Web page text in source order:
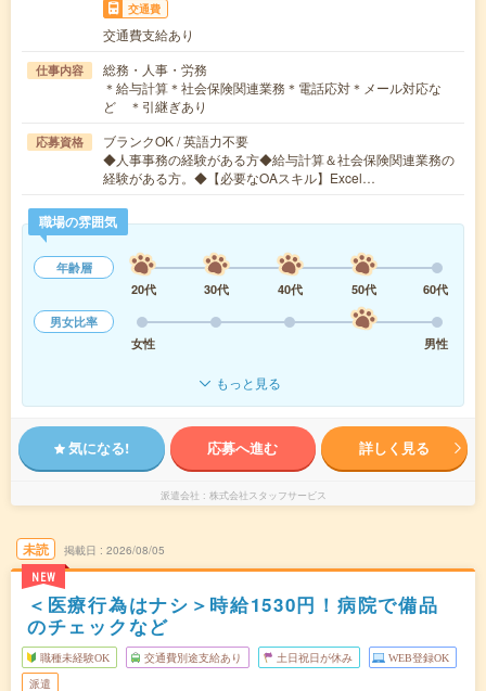
交通費
交通費支給あり
仕事内容
総務・人事・労務
＊給与計算＊社会保険関連業務＊電話応対＊メール対応な
ど ＊引継ぎあり
応募資格
ブランクOK / 英語力不要
◆人事事務の経験がある方◆給与計算＆社会保険関連業務の
経験がある方。◆【必要なOAスキル】Excel…
職場の雰囲気
年齢層
20代
30代 40代 50代
60代
男女比率
女性
男性
もっと見る
気になる! 応募へ進む 詳しく見る
派遣会社 株式会社スタッフサービス
未読
NEW
掲載日 2026/08/05
＜医療行為はナシ＞時給1530円！病院で備品
のチェックなど
職種未経験OK 交通費別途支給あり 土日祝日が休み WEB登録OK
派遣